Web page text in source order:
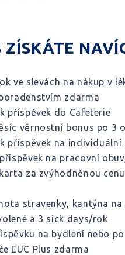
ZÍSKÁTE
ve slevách na nákup v
zdarma
příspěvek do Cafeterie
věrnostní bonus po 3
příspěvek na individuální
na pracovní
za zvýhodněnou
stravenky, kantýna
a 3 sick days/rok
na bydlení nebo
EUC Plus zdarma